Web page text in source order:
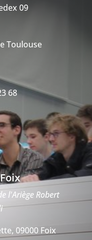
09
Toulouse
68
l'Ariège Robert
09000 Foix